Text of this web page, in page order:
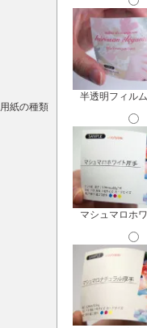
用紙の種類
半透明フィル
マシュマロホ